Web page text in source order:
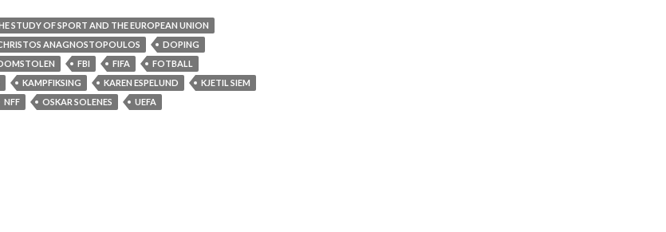
STUDY OF SPORT AND THE EUROPEAN UNION
ANAGNOSTOPOULOS
DOPING
FBI FIFA
FOTBALL
KAMPFIKSING KAREN ESPELUND
KJETIL SIEM
NFF OSKAR SOLENES UEFA